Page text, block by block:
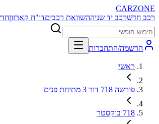
CARZONE
רכב חדשרכב יד שניההשוואת רכביםדו"ח קארזון
הרשמה/התחברות
ראשי
פורשה 718 דור 3 מתיחת פנים
718 בוקסטר